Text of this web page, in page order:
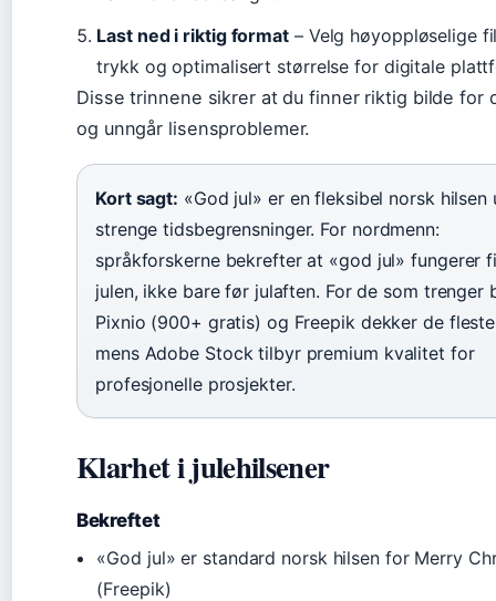
Last ned i riktig format – Velg høyoppløselige
trykk og optimalisert størrelse for digitale
Disse trinnene sikrer at du finner riktig bilde for
og unngår lisensproblemer.
Kort sagt: «God jul» er en fleksibel norsk hilsen
strenge tidsbegrensninger. For nordmenn:
språkforskerne bekrefter at «god jul» fungerer
julen, ikke bare før julaften. For de som trenger
Pixnio (900+ gratis) og Freepik dekker de
mens Adobe Stock tilbyr premium kvalitet for
profesjonelle prosjekter.
Klarhet i julehilsener
Bekreftet
«God jul» er standard norsk hilsen for Merry
(Freepik)